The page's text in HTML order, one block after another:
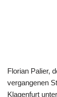
Florian Palier,
vergangenen
Klagenfurt